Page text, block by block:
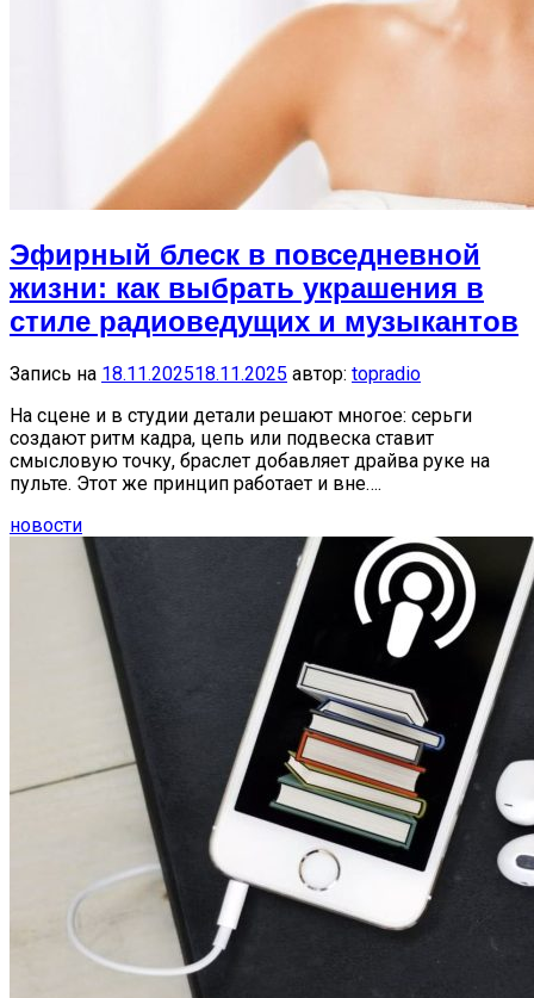
Эфирный блеск в повседневной
жизни: как выбрать украшения в
стиле радиоведущих и музыкантов
Запись на 18.11.202518.11.2025 автор: topradio
На сцене и в студии детали решают многое: серьги
создают ритм кадра, цепь или подвеска ставит
смысловую точку, браслет добавляет драйва руке на
пульте. Этот же принцип работает и вне….
новости